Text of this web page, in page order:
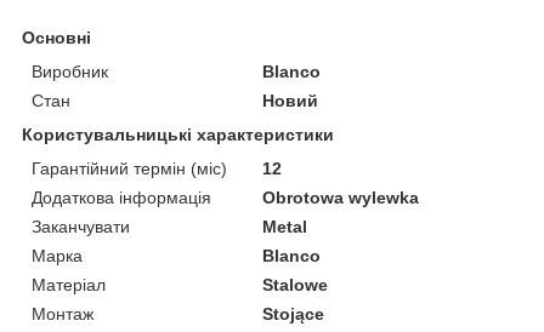
Основні
Виробник
Blanco
Стан
Новий
Користувальницькі характеристики
Гарантійний термін (міс)
12
Додаткова інформація
Obrotowa wylewka
Заканчувати
Metal
Марка
Blanco
Матеріал
Stalowe
Монтаж
Stojące